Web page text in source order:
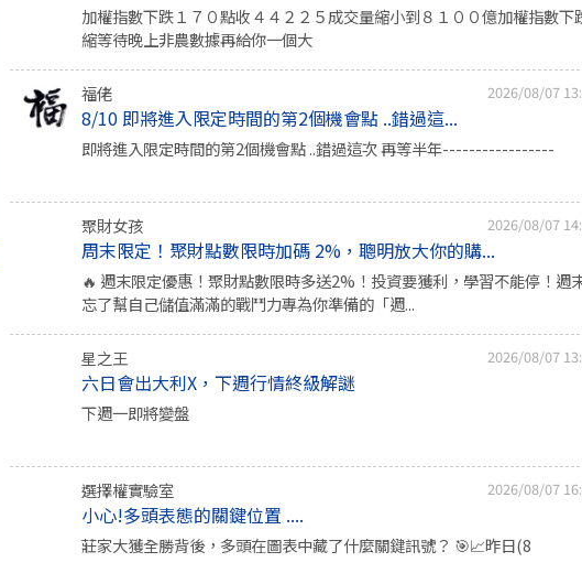
加權指數下跌１７０點收４４２２５成交量縮小到８１００億加權指數下
縮等待晚上非農數據再給你一個大
福佬 2026/08/07
8/10 即將進入限定時間的第2個機會點 ..錯過這...
即將進入限定時間的第2個機會點 ..錯過這次 再等半年-----------------
聚財女孩 2026/08/07
周末限定！聚財點數限時加碼 2%，聰明放大你的購...
🔥 週末限定優惠！聚財點數限時多送2%！投資要獲利，學習不能停！週
忘了幫自己儲值滿滿的戰鬥力專為你準備的「週...
星之王 2026/08/07
六日會出大利X，下週行情終級解謎
下週一即將變盤
選擇權實驗室 2026/08/07
小心!多頭表態的關鍵位置 ....
莊家大獲全勝背後，多頭在圖表中藏了什麼關鍵訊號？ 🎯📈昨日(8